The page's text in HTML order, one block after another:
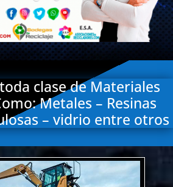
clase de Materiales
Metales – Resinas
– vidrio entre otros